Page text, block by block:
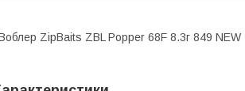
ZipBaits ZBL Popper 68F 8.3г 849 NEW